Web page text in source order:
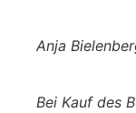
Anja
Bei Kauf des